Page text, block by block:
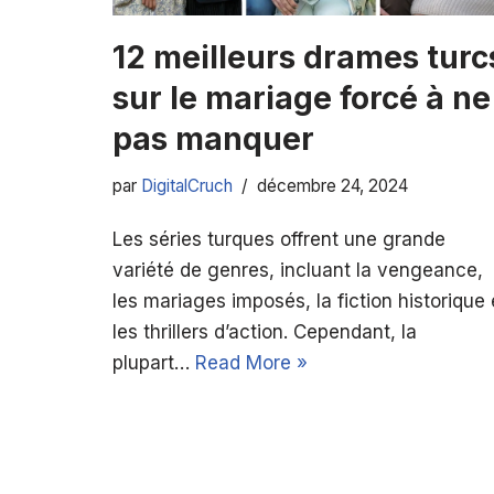
12 meilleurs drames
sur le mariage forcé à ne
pas manquer
par DigitalCruch décembre 24, 2024
Les séries turques offrent une grande
variété de genres, incluant la vengeance,
les mariages imposés, la fiction historique
les thrillers d’action. Cependant, la
plupart… Read More »